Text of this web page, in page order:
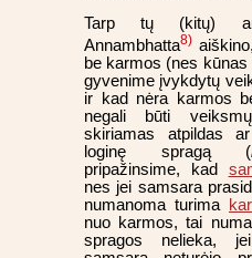
Tarp tų (kitų)
Annambhatta8)
be karmos (nes
gyvenime įvykdytų
ir kad nėra karmos
negali būti
skiriamas atpildas
loginę spragą (
pripažinsime, kad
nes jei samsara
numanoma turima
nuo karmos, tai
spragos nelieka,